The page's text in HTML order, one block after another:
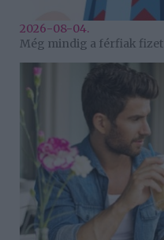
2026-08-04.
Még mindig a férfiak